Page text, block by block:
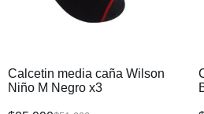
Calcetin media caña Wilson
Niño M Negro x3